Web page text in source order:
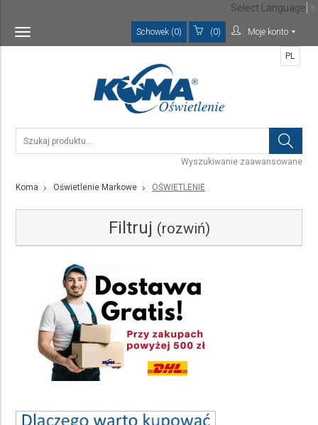
Toggle
navigation
Schowek (0) (0) Moje konto
Wyszukiwanie zaawansowane
PL
Koma Oświetlenie Markowe OŚWIETLENIE
Filtruj (rozwiń)
Kategoria
Wybierz rodzaj
Kolor pełna nazwa
Wybierz
Wybierz
Select Language